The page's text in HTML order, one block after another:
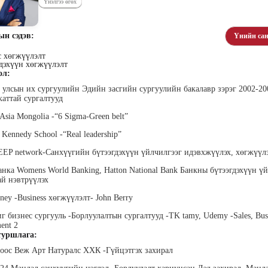
Үнэлгээ өгөх
сэдэв: Үнийн
хөгжүүлэлт
хөгжүүлэлт
их сургуулийн Эдийн засгийн сургуулийн бакалавр зэрэг 2002-
сургалтууд
Mongolia -“6 Sigma-Green belt”
School -“Real leadership”
network-Санхүүгийн бүтээгдэхүүн үйлчилгээг идэвхжүүлэх,
Womens World Banking, Hatton National Bank Банкны бүтээгдэхүүн
нэвтрүүлэх
-Business хөгжүүлэлт- John Berry
бизнес сургууль -Борлуулалтын сургалтууд -TK tamy, Udemy -Sales,
2
Веж Арт Натуралс ХХК -Гүйцэтгэх захирал
Дашдэлгэр
Эрдэнэсувд
Хасуй Креатив ХХК
Хамтран үүсгэн байгуулагч,
Гүйцэтгэх захирал
Загдаа Мөнхбаатар
Хүний нөөцийн
Захирал
Пүрэвээ Тунараа Даваа Гантуул
анхдагч бүтээлч сэтгэлгээ
нэмэгдүүлэх цогц
хөтөлбөрийг боловсруулсан